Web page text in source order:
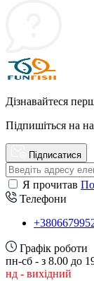
Дізнавайтеся
Підпишіться на
Підписатися
Я прочитав
Телефони
Графік роботи
пн-сб - з 8.00 до
нд - вихідний